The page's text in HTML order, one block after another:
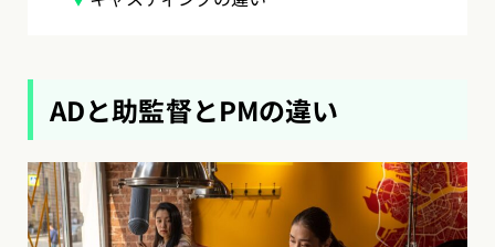
ADと助監督とPMの違い